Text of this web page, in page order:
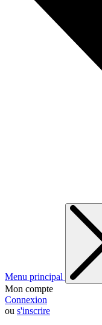
Menu principal
Mon compte
Connexion
ou s'inscrire